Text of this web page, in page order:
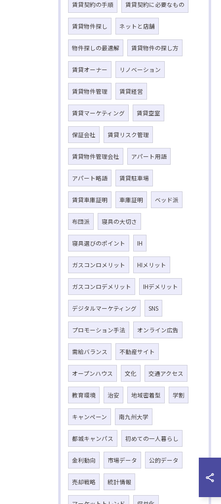
賃貸契約の手順 賃貸契約に必要なもの
賃貸物件探し ネットと店舗
物件探しの最適解 賃貸物件の探し方
賃貸オーナー リノベーション
賃貸物件管理 賃貸経営
賃貸マーケティング 賃貸空室
保証会社 賃貸リスク管理
賃貸物件管理会社 アパート用語
アパート略語 賃貸駐車場
賃貸車庫証明 車庫証明 ベッド派
布団派 寝具の大切さ
寝具選びのポイント IH
ガスコンロメリット HIメリット
ガスコンロデメリット IHデメリット
デジタルマーケティング SNS
プロモーション手法 オンライン広告
需給バランス 不動産サイト
オープンハウス 文化 交通アクセス
教育環境 治安 地域密着型 学割
キャンペーン 南九州大学
都城キャンパス 初めての一人暮らし
金利動向 市場データ 公的データ
売却戦略 統計情報